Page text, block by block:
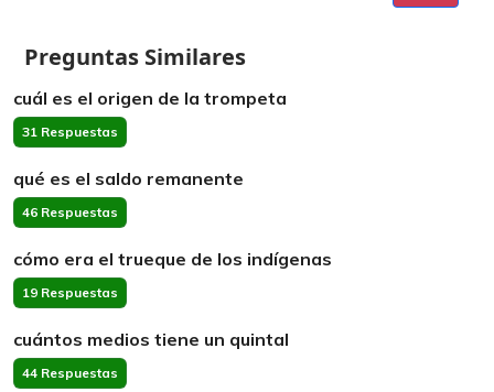
Preguntas Similares
cuál es el origen de la trompeta
31 Respuestas
qué es el saldo remanente
46 Respuestas
cómo era el trueque de los indígenas
19 Respuestas
cuántos medios tiene un quintal
44 Respuestas